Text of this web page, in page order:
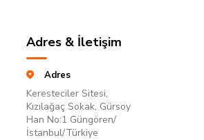
Adres & İletişim
Adres
Keresteciler Sitesi,
Kızılağaç Sokak, Gürsoy
Han No:1 Güngören/
İstanbul/Türkiye